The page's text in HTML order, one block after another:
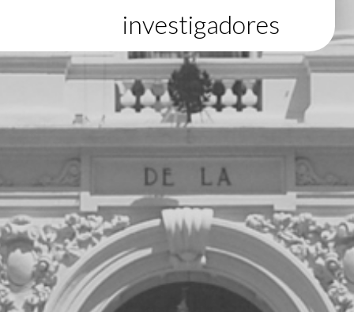
investigadores